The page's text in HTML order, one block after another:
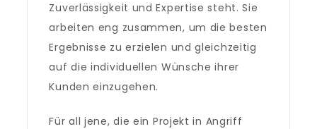
Zuverlässigkeit und Expertise steht. Sie
arbeiten eng zusammen, um die besten
Ergebnisse zu erzielen und gleichzeitig
auf die individuellen Wünsche ihrer
Kunden einzugehen.
Für all jene, die ein Projekt in Angriff